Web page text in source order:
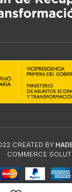
CREATED BY
COMMERCE